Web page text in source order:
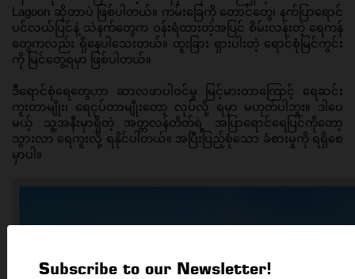
Subscribe to our Newsletter!
Lagoon ဆိုတာပဲ ဖြစ်ပါတယ်။ ကမ်းခြေကို တောင်တွေ၊ နက်ပြာရောင်
ပင်လယ်ပြင်နဲ့ သဲနက်တွေက ဝန်းရံထားတဲ့အပြင် စိမ်းလန်းတဲ့ ရေကန်
တွေကလည်း ရှိနေပါသေးတယ်။ ထူးခြား ရှားပါးတဲ့ ရောင်စုံမြင်ကွင်း
ကို မြင်တွေ့ရမှာ ဖြစ်ပါတယ်။
ဒီရောင်စုံရေတွေဟာ ဆာလဖာပါဝင်မှု မြင့်မားတာကြောင့် ရေဆင်း
ကူးတာမျိုး၊ ရေငုပ်တာမျိုးတော့ လုပ်လို့ ရမှာ မဟုတ်ပါဘူး။ ဒါပေ
မယ့် သူ့အနီးမှာရှိတဲ့ အတ္တလန်တိတ်ရဲ့ အပြာရောင်ရေပြင်ကိုတော့
သွားလာ ရေကူးလို့ ရနိုင်ပါတယ်။ အပြီးပြည့်စုံသော ခံစားမှုကို ရရှိစေ
မှာပါ။